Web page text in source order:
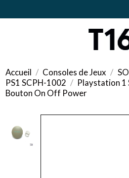
Accueil Consoles de Jeux
PS1 SCPH-1002
Playstation 1
Bouton On Off Power